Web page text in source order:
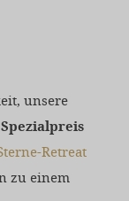
unsere
Retreat
zu einem